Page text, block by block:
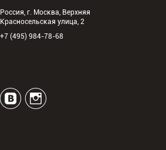
Россия, г. Москва, Верхняя
Красносельская улица, 2
+7 (495) 984-78-68